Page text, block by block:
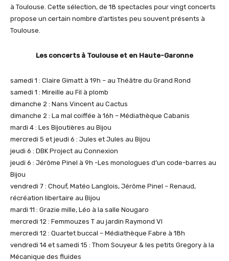
à Toulouse. Cette sélection, de 18 spectacles pour vingt concerts
propose un certain nombre d’artistes peu souvent présents à
Toulouse.
Les concerts à Toulouse et en Haute-Garonne
samedi 1 : Claire Gimatt à 19h – au Théâtre du Grand Rond
samedi 1 : Mireille au Fil à plomb
dimanche 2 : Nans Vincent au Cactus
dimanche 2 : La mal coiffée à 16h – Médiathèque Cabanis
mardi 4 : Les Bijoutières au Bijou
mercredi 5 et jeudi 6 : Jules et Jules au Bijou
jeudi 6 : DBK Project au Connexion
jeudi 6 : Jérôme Pinel à 9h -Les monologues d’un code-barres au
Bijou
vendredi 7 : Chouf, Matéo Langlois, Jérôme Pinel – Renaud,
récréation libertaire au Bijou
mardi 11 : Grazie mille, Léo à la salle Nougaro
mercredi 12 : Femmouzes T au jardin Raymond VI
mercredi 12 : Quartet buccal – Médiathèque Fabre à 18h
vendredi 14 et samedi 15 : Thom Souyeur & les petits Gregory à la
Mécanique des fluides